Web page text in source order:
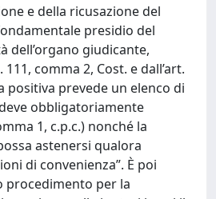
e della ricusazione del
presidio del
dell’organo giudicante,
comma 2, Cost. e dall’art.
positiva prevede un elenco di
obbligatoriamente
1, c.p.c.) nonché la
astenersi qualora
di convenienza”. È poi
procedimento per la